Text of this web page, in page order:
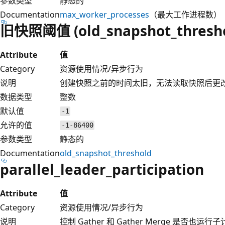
Documentationmax_worker_processes （最大工作进程数）
旧快照阈值
Attribute
值
Category
资源使用情况/异步行为
说明
创建快照之前的时间太旧，无法读取快照后更
数据类型
整数
默认值
-1
允许的值 -1-86400
参数类型
静态的
Documentationold_snapshot_threshold
parallel_leader_participation
Attribute
值
Category
资源使用情况/异步行为
说明
控制 Gather 和 Gather Merge 是否也运行子